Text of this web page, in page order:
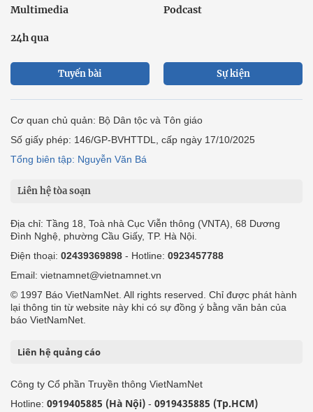
Multimedia Podcast
24h qua
Tuyến bài Sự kiện
Cơ quan chủ quản: Bộ Dân tộc và Tôn giáo
Số giấy phép: 146/GP-BVHTTDL, cấp ngày 17/10/2025
Tổng biên tập: Nguyễn Văn Bá
Liên hệ tòa soạn
Địa chỉ: Tầng 18, Toà nhà Cục Viễn thông (VNTA), 68 Dương
Đình Nghệ, phường Cầu Giấy, TP. Hà Nội.
Điện thoại: 02439369898 - Hotline: 0923457788
Email: vietnamnet@vietnamnet.vn
© 1997 Báo VietNamNet. All rights reserved. Chỉ được phát hành
lại thông tin từ website này khi có sự đồng ý bằng văn bản của
báo VietNamNet.
Liên hệ quảng cáo
Công ty Cổ phần Truyền thông VietNamNet
Hotline: 0919405885 (Hà Nội) - 0919435885 (Tp.HCM)